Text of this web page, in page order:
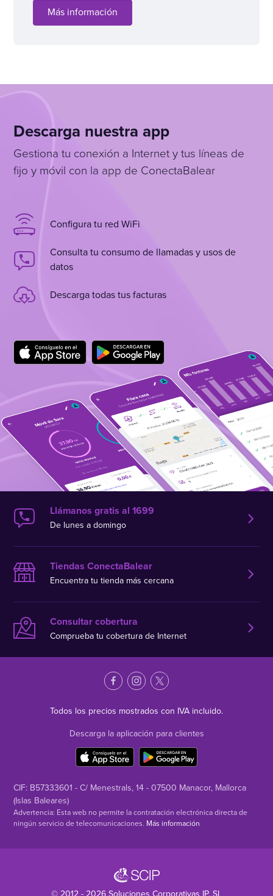
Más información
Descarga nuestra app
Gestiona tu conexión a Internet y tus líneas de
fijo y móvil con la app de ConectaBalear
Configura tu red WiFi
Consulta tu consumo de llamadas y usos de
datos
Descarga todas tus facturas
Llámanos gratis al 1699
De lunes a domingo
Tiendas ConectaBalear
Encuentra tu tienda más cercana
Consultar cobertura
Comprueba tu cobertura de Internet
Todos los precios mostrados con IVA incluido.
Descarga la aplicación para clientes
CIF: B57333601 - C/ Menestrals, 14 - 07500 Manacor, Mallorca
(Islas Baleares)
Advertencia: Esta web no permite la contratación electrónica directa de
ningún servicio de telecomunicaciones. Más información
© 2012 - 2026 Soluciones Corporativas IP, SL